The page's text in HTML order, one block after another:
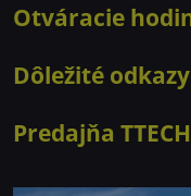
Otváracie
Dôležité odkazy
Predajňa